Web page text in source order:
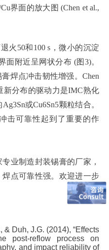
界面的放大图 (Chen et al.,
火50和100 s，微小的沉淀
面附近呈网状分布 (图3)。
焊点冲击韧性增强。Chen
新分布的驱动力是IMC熟化
或Cu6Sn5颗粒结合。
击可靠性起到了重要的作
业制造封装锡膏的厂家，
点可靠性强。欢迎进一步
& Duh, J.G. (2014), “Effects
post-reflow process on
and impact reliability of